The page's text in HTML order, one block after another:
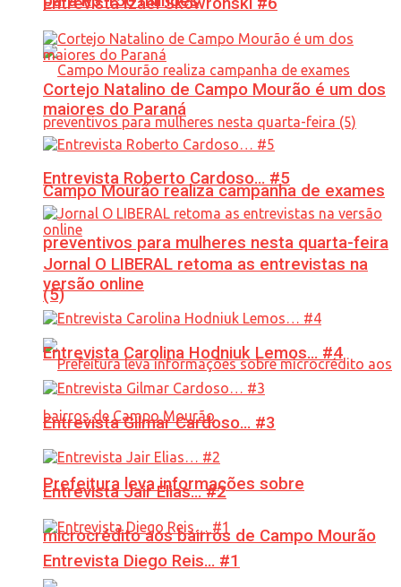
Campo Mourão realiza campanha de exames
preventivos para mulheres nesta quarta-feira
(5)
Prefeitura leva informações sobre
microcrédito aos bairros de Campo Mourão
Cortejo Natalino de Campo Mourão é um dos
maiores do Paraná
Entrevista Roberto Cardoso… #5
Jornal O LIBERAL retoma as entrevistas na
versão online
Entrevista Carolina Hodniuk Lemos… #4
Entrevista Gilmar Cardoso… #3
Entrevista Jair Elias… #2
Entrevista Diego Reis… #1